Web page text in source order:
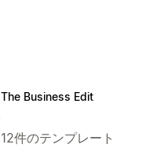
The Business Edit
12件のテンプレート